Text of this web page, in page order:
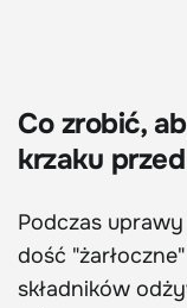
Co zrobić,
krzaku
Podczas
dość
składników